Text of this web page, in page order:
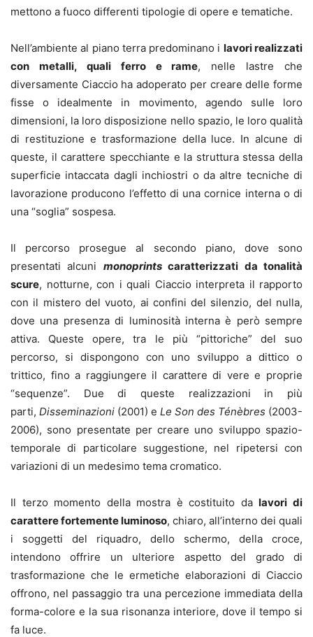
mettono a fuoco differenti tipologie di opere e tematiche.
Nell’ambiente al piano terra predominano i lavori realizzati
con metalli, quali ferro e rame, nelle lastre che
diversamente Ciaccio ha adoperato per creare delle forme
fisse o idealmente in movimento, agendo sulle loro
dimensioni, la loro disposizione nello spazio, le loro qualità
di restituzione e trasformazione della luce. In alcune di
queste, il carattere specchiante e la struttura stessa della
superficie intaccata dagli inchiostri o da altre tecniche di
lavorazione producono l’effetto di una cornice interna o di
una “soglia” sospesa.
Il percorso prosegue al secondo piano, dove sono
presentati alcuni monoprintscaratterizzati da tonalità
scure, notturne, con i quali Ciaccio interpreta il rapporto
con il mistero del vuoto, ai confini del silenzio, del nulla,
dove una presenza di luminosità interna è però sempre
attiva. Queste opere, tra le più “pittoriche” del suo
percorso, si dispongono con uno sviluppo a dittico o
trittico, fino a raggiungere il carattere di vere e proprie
“sequenze”. Due di queste realizzazioni in più
parti, Disseminazioni (2001) e Le Son des Ténèbres (2003-
2006), sono presentate per creare uno sviluppo spazio-
temporale di particolare suggestione, nel ripetersi con
variazioni di un medesimo tema cromatico.
Il terzo momento della mostra è costituito dalavori di
carattere fortemente luminoso, chiaro, all’interno dei quali
i soggetti del riquadro, dello schermo, della croce,
intendono offrire un ulteriore aspetto del grado di
trasformazione che le ermetiche elaborazioni di Ciaccio
offrono, nel passaggio tra una percezione immediata della
forma-colore e la sua risonanza interiore, dove il tempo si
fa luce.